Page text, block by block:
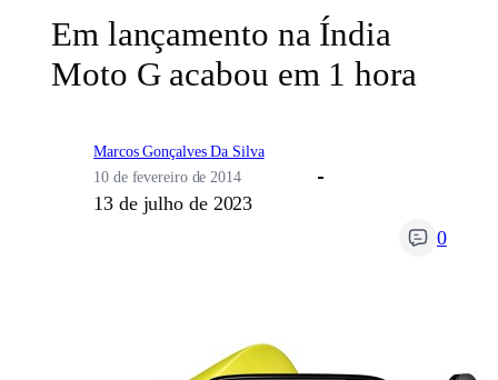
Em lançamento na Índia
Moto G acabou em 1 hora
Marcos Gonçalves Da Silva
10 de fevereiro de 2014
13 de julho de 2023
0